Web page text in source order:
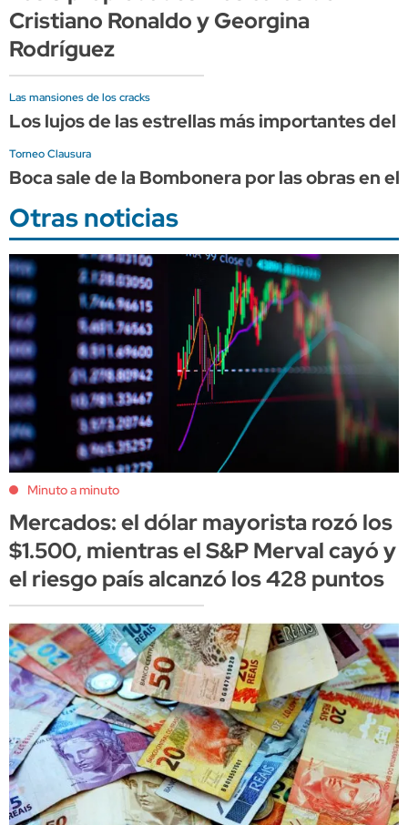
Cristiano Ronaldo y Georgina
Rodríguez
Las mansiones de los cracks
Los lujos de las estrellas más importantes del
Torneo Clausura
Boca sale de la Bombonera por las obras en
Otras noticias
Minuto a minuto
Mercados: el dólar mayorista rozó los
$1.500, mientras el S&P Merval cayó y
el riesgo país alcanzó los 428 puntos